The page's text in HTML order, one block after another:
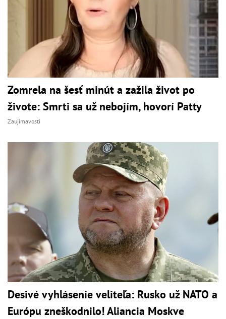
Zomrela na šesť minút a zažila život po
živote: Smrti sa už nebojím, hovorí Patty
Zaujímavosti
Desivé vyhlásenie veliteľa: Rusko už NATO a
Európu zneškodnilo! Aliancia Moskve